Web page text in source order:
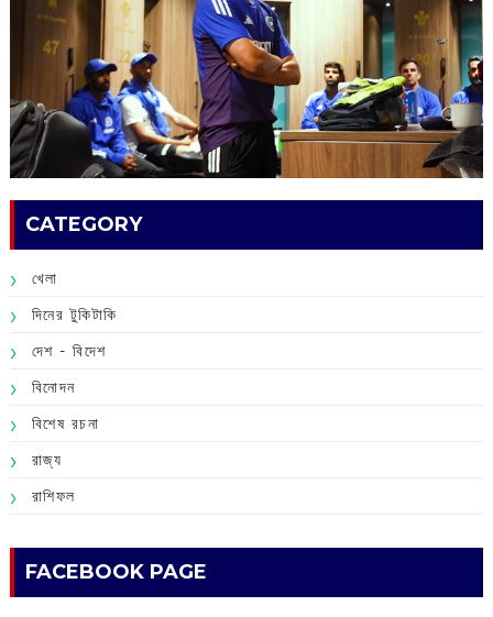
CATEGORY
খেলা
দিনের টুকিটাকি
দেশ - বিদেশ
বিনোদন
বিশেষ রচনা
রাজ্য
রাশিফল
FACEBOOK PAGE